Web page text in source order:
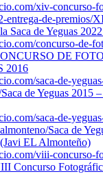
xiv-concurso-
entrega-de-premios/
Saca de Yeguas
concurso-de-
DE
2016
saca-de-
Saca de Yeguas 2015
saca-de-
Saca de
EL Almonteño)
viii-concurso-
Concurso